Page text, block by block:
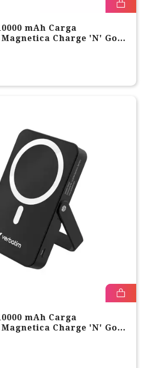
mAh Carga
Charge 'N' Go
mAh Carga
Charge 'N' Go